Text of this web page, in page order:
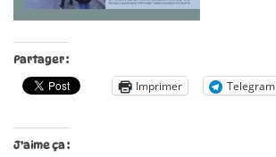
Partager :
Imprimer Telegram
J’aime ça :